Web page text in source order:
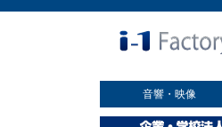
音響・映像
業務用ディスプレイ
プロジェクター
放送・業務用映像システム
書画カメラ
スクリーン
オプション